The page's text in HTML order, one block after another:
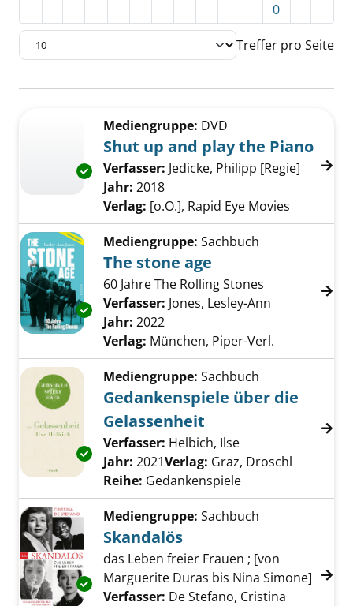
0
Treffer pro Seite
Zu den Suchfiltern springen
Exemplar-Details von Shut up and play the
Mediengruppe: DVD
Shut up and play the Piano
Verfasser: Jedicke, Philipp [Regie] Suche
Jahr: 2018
Verlag: [o.O.], Rapid Eye Movies
Exemplar-Details von The stone age anzeigen
Mediengruppe: Sachbuch
The stone age
60 Jahre The Rolling Stones
Verfasser: Jones, Lesley-Ann
Jahr: 2022
Verlag: München, Piper-Verl.
Exemplar-Details von Gedankenspiele über
Mediengruppe: Sachbuch
Gedankenspiele über die
Gelassenheit
Verfasser: Helbich, Ilse
Jahr: 2021Verlag: Graz, Droschl
Reihe: Gedankenspiele
Exemplar-Details von Skandalös anzeigen
Mediengruppe: Sachbuch
Skandalös
das Leben freier Frauen ; [von
Marguerite Duras bis Nina Simone]
Verfasser: De Stefano, Cristina